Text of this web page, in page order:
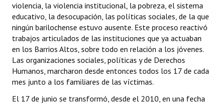
violencia, la violencia institucional, la pobreza, el sistema
educativo, la desocupación, las políticas sociales, de la que
ningún barilochense estuvo ausente. Este proceso reactivó
trabajos articulados de las instituciones que ya actuaban
en los Barrios Altos, sobre todo en relación a los jóvenes.
Las organizaciones sociales, políticas y de Derechos
Humanos, marcharon desde entonces todos los 17 de cada
mes junto a los familiares de las víctimas.
El 17 de junio se transformó, desde el 2010, en una fecha